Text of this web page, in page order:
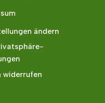
ändern
widerrufen